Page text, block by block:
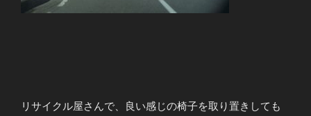
リサイクル屋さんで、良い感じの椅子を取り置きしても